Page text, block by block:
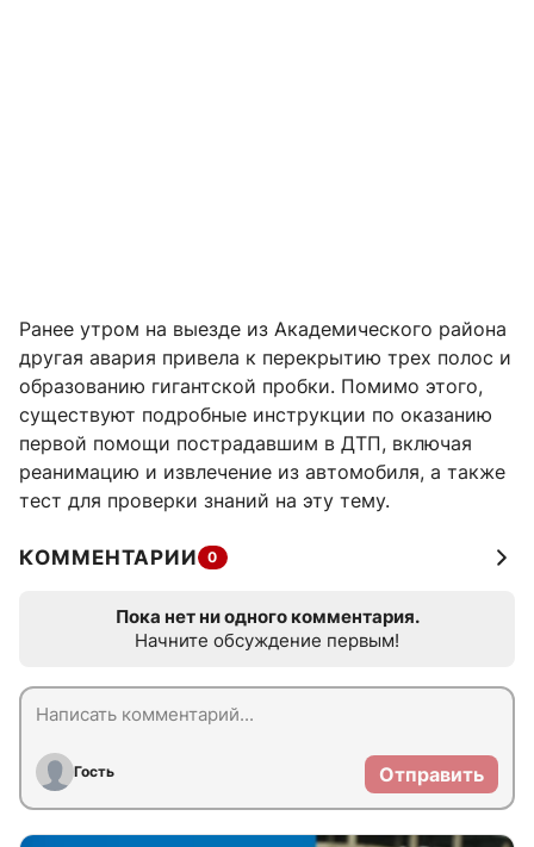
Ранее утром на выезде из Академического района
другая авария привела к перекрытию трех полос и
образованию гигантской пробки. Помимо этого,
существуют подробные инструкции по оказанию
первой помощи пострадавшим в ДТП, включая
реанимацию и извлечение из автомобиля, а также
тест для проверки знаний на эту тему.
КОММЕНТАРИИ 0
Пока нет ни одного комментария.
Начните обсуждение первым!
Гость Отправить